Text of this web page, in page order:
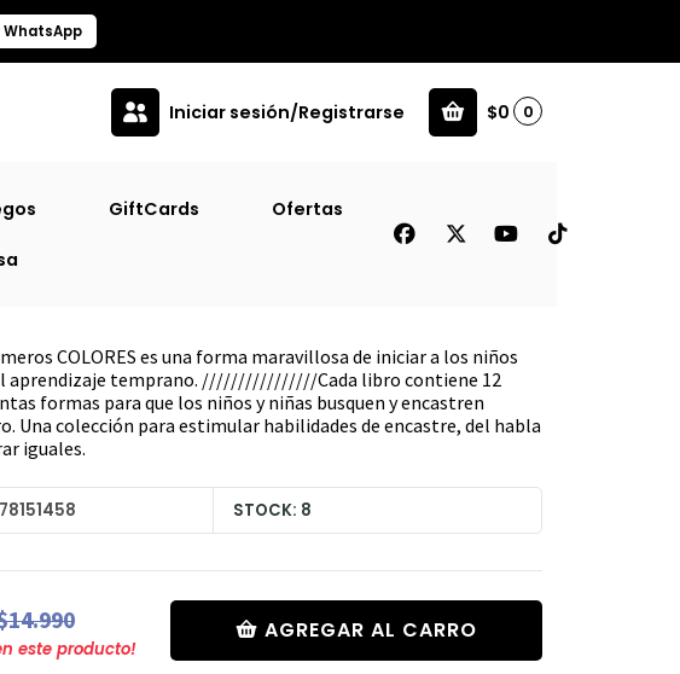
WhatsApp
Iniciar sesión/Registrarse $0 0
GiftCards Ofertas
Mi Primer Libro De Encastre [Inf]
COLORES es una forma maravillosa de iniciar a los niños
aprendizaje temprano. ////////////////Cada libro contiene 12
formas para que los niños y niñas busquen y encastren
Una colección para estimular habilidades de encastre, del habla
iguales.
STOCK: 8
este producto!
AGREGAR AL CARRO